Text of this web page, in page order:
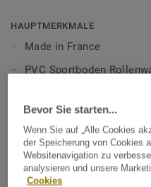
kosteneffiziente Reinigung.
Mehr über unsere Indoor
Sportböden
HAUPTMERKMALE
Made in France
PVC Sportboden
Fitness, Wellness, Yoga,
Rehabilitationszentren
Guter Kraftabbau: 17%.
Geh- und Akustikkomfort.
Bevor Sie starten...
Wenn Sie auf „Alle Cookies
der Speicherung von Cookies
Websitenavigation zu
analysieren und unsere
Cookies